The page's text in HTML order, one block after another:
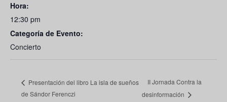
Hora:
12:30 pm
Categoría de Evento:
Concierto
Presentación del libro La isla de sueños
de Sándor Ferenczi
II Jornada Contra la
desinformación